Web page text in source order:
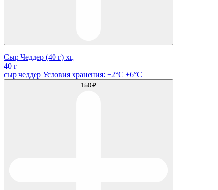
Сыр Чеддер (40 г) хц
40 г
сыр чеддер Условия хранения: +2°C +6°C
150 ₽